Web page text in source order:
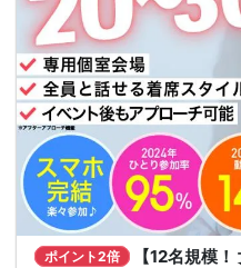
ポイント2倍
【12名規模！